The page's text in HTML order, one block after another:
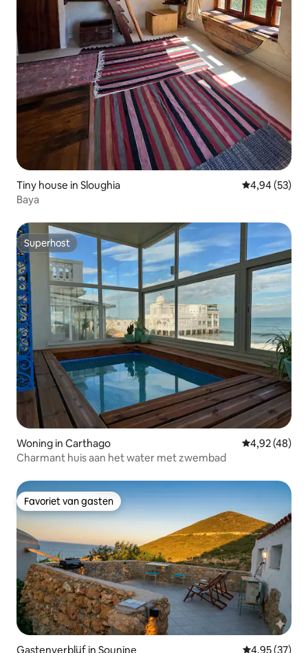
Tiny house in Sloughia Gemiddelde
4,94 (53)
Baya
Superhost
Superhost
Woning in Carthago Gemiddelde
4,92 (48)
Charmant huis aan het water met zwembad
Favoriet van gasten
Favoriet van gasten
Gastenverblijf in Sounine Gemiddelde
4,95 (37)